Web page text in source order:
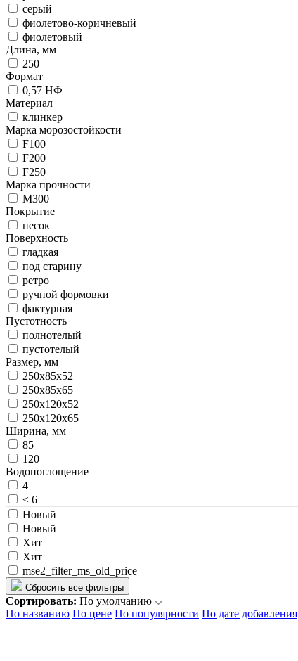
серый
фиолетово-коричневый
фиолетовый
Длина, мм
250
Формат
0,57 НФ
Материал
клинкер
Марка морозостойкости
F100
F200
F250
Марка прочности
М300
Покрытие
песок
Поверхность
гладкая
под старину
ретро
ручной формовки
фактурная
Пустотность
полнотелый
пустотелый
Размер, мм
250х85х52
250х85х65
250х120х52
250х120х65
Ширина, мм
85
120
Водопоглощение
4
≤ 6
Новый
Новый
Хит
Хит
mse2_filter_ms_old_price
Сбросить все фильтры
Сортировать: По умолчанию
По названию По цене По популярности По дате добавления